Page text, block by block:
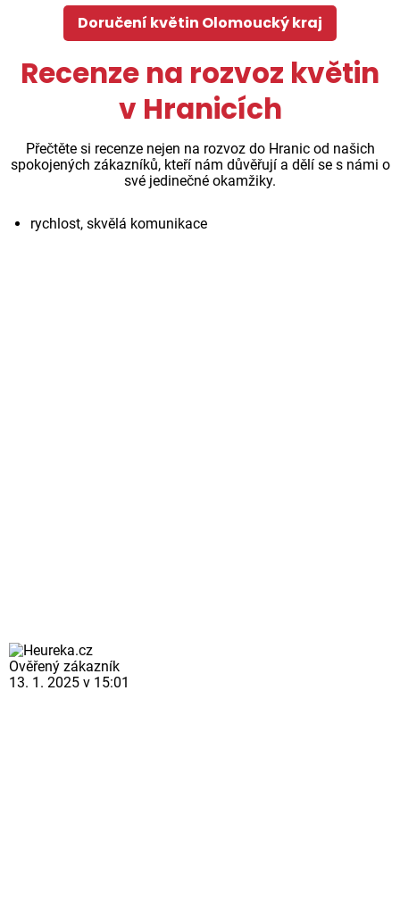
Doručení květin Olomoucký kraj
Recenze na rozvoz květin
v Hranicích
Přečtěte si recenze nejen na rozvoz do Hranic od našich
spokojených zákazníků, kteří nám důvěřují a dělí se s námi o
své jedinečné okamžiky.
rychlost, skvělá komunikace
Ověřený zákazník
13. 1. 2025 v 15:01